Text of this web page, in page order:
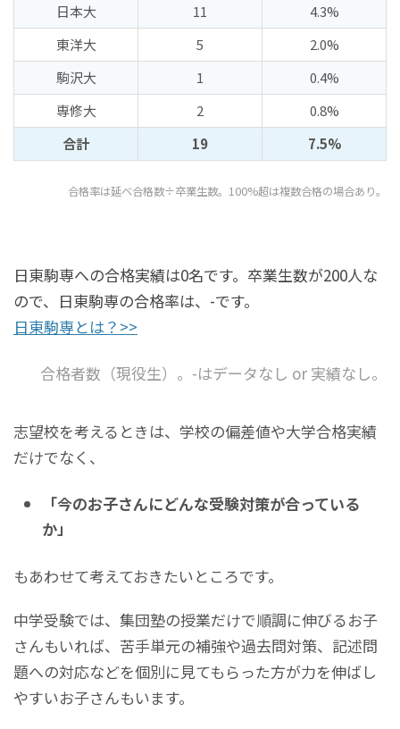
日本大
11
4.3%
東洋大
5
2.0%
駒沢大
1
0.4%
専修大
2
0.8%
合計
19 7.5%
合格率は延べ合格数÷卒業生数。100%超は複数合格の場合あり。
日東駒専への合格実績は0名です。卒業生数が200人な
ので、日東駒専の合格率は、-です。
日東駒専とは？>>
合格者数（現役生）。-はデータなし or 実績なし。
志望校を考えるときは、学校の偏差値や大学合格実績
だけでなく、
「今のお子さんにどんな受験対策が合っている
か」
もあわせて考えておきたいところです。
中学受験では、集団塾の授業だけで順調に伸びるお子
さんもいれば、苦手単元の補強や過去問対策、記述問
題への対応などを個別に見てもらった方が力を伸ばし
やすいお子さんもいます。